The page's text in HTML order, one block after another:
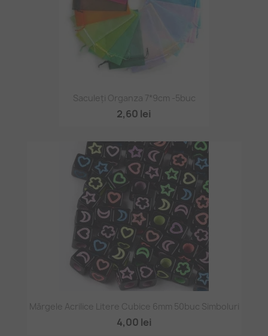
Saculeți Organza 7*9cm -5buc
2,60 lei
Mărgele Acrilice Litere Cubice 6mm 50buc Simboluri
4,00 lei